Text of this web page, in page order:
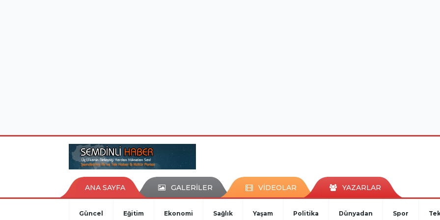
ANA SAYFA GALERİLER VİDEOLAR YAZARLAR
Güncel Eğitim Ekonomi Sağlık Yaşam Politika Dünyadan Spor